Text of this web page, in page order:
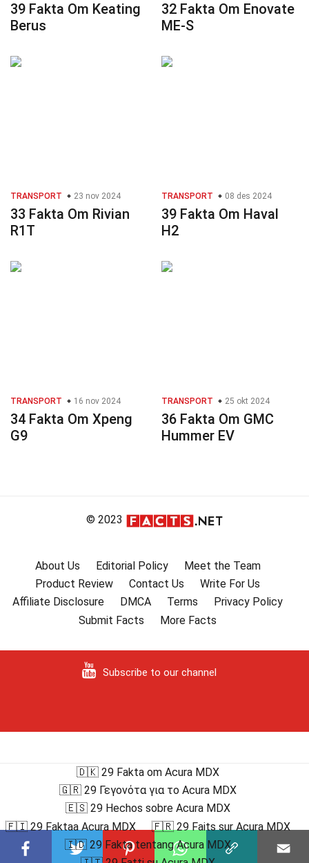
39 Fakta Om Keating
Berus
32 Fakta Om Enovate
ME-S
TRANSPORT 23 nov 2024
33 Fakta Om Rivian
R1T
TRANSPORT 08 des 2024
39 Fakta Om Haval
H2
TRANSPORT 16 nov 2024
34 Fakta Om Xpeng
G9
TRANSPORT 25 okt 2024
36 Fakta Om GMC
Hummer EV
© 2023
About Us Editorial Policy
Meet the Team
Product Review
Contact Us
Write For Us
Affiliate Disclosure
DMCA Terms
Privacy Policy
Submit Facts
More Facts
Subscribe to our channel
🇩🇰 29 Fakta om Acura MDX
🇬🇷 29 Γεγονότα για το Acura MDX
🇪🇸 29 Hechos sobre Acura MDX
🇫🇮 29 Faktaa Acura MDX
🇫🇷 29 Faits sur Acura MDX
🇮🇩 29 Fakta tentang Acura MDX